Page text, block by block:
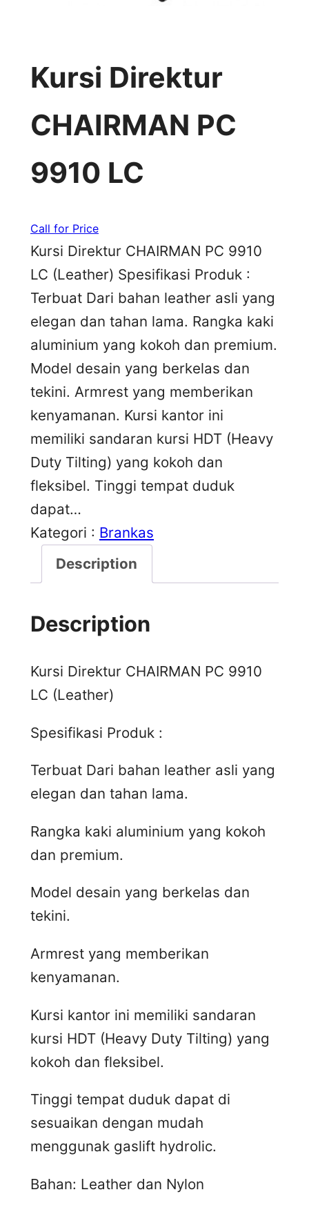
Kursi Direktur
CHAIRMAN PC
9910 LC
Call for Price
Kursi Direktur CHAIRMAN PC 9910
LC (Leather) Spesifikasi Produk :
Terbuat Dari bahan leather asli yang
elegan dan tahan lama. Rangka kaki
aluminium yang kokoh dan premium.
Model desain yang berkelas dan
tekini. Armrest yang memberikan
kenyamanan. Kursi kantor ini
memiliki sandaran kursi HDT (Heavy
Duty Tilting) yang kokoh dan
fleksibel. Tinggi tempat duduk
dapat…
Kategori : Brankas
Description
Description
Kursi Direktur CHAIRMAN PC 9910
LC (Leather)
Spesifikasi Produk :
Terbuat Dari bahan leather asli yang
elegan dan tahan lama.
Rangka kaki aluminium yang kokoh
dan premium.
Model desain yang berkelas dan
tekini.
Armrest yang memberikan
kenyamanan.
Kursi kantor ini memiliki sandaran
kursi HDT (Heavy Duty Tilting) yang
kokoh dan fleksibel.
Tinggi tempat duduk dapat di
sesuaikan dengan mudah
menggunak gaslift hydrolic.
Bahan: Leather dan Nylon